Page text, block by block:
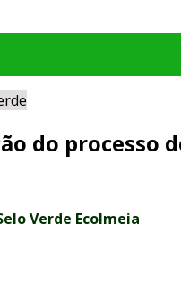
do processo
Verde Ecolmeia